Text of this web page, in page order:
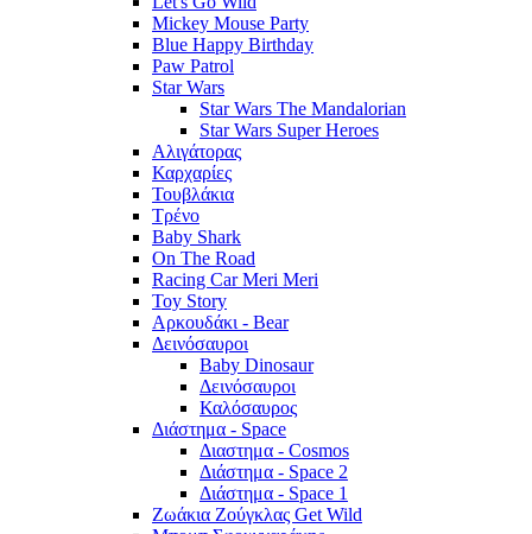
Mickey Mouse Party
Blue Happy Birthday
Paw Patrol
Star Wars
Star Wars The Mandalorian
Star Wars Super Heroes
Αλιγάτορας
Καρχαρίες
Τουβλάκια
Τρένο
Baby Shark
On The Road
Racing Car Meri Meri
Toy Story
Αρκουδάκι - Bear
Δεινόσαυροι
Baby Dinosaur
Δεινόσαυροι
Καλόσαυρος
Διάστημα - Space
Διαστημα - Cosmos
Διάστημα - Space 2
Διάστημα - Space 1
Ζωάκια Ζούγκλας Get Wild